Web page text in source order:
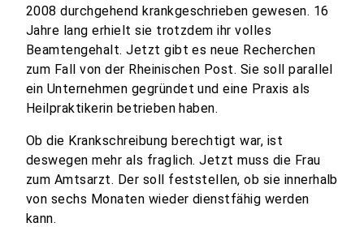
2008 durchgehend krankgeschrieben gewesen. 16
Jahre lang erhielt sie trotzdem ihr volles
Beamtengehalt. Jetzt gibt es neue Recherchen
zum Fall von der Rheinischen Post. Sie soll parallel
ein Unternehmen gegründet und eine Praxis als
Heilpraktikerin betrieben haben.
Ob die Krankschreibung berechtigt war, ist
deswegen mehr als fraglich. Jetzt muss die Frau
zum Amtsarzt. Der soll feststellen, ob sie innerhalb
von sechs Monaten wieder dienstfähig werden
kann.